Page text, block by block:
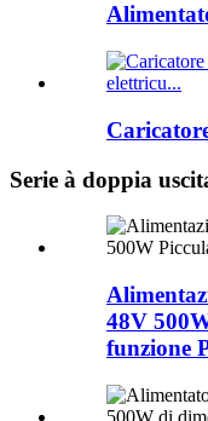
Serie à doppia
48V
funzione